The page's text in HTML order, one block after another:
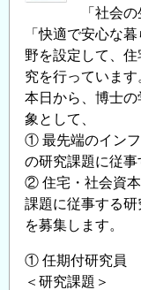
「社会
「快適で安心な
野を設定して、
究を行っています
本日から、博士
象として、
① 最先端のイン
の研究課題に従
② 住宅・社会資
課題に従事する研
を募集します。
① 任期付研究員
＜研究課題＞